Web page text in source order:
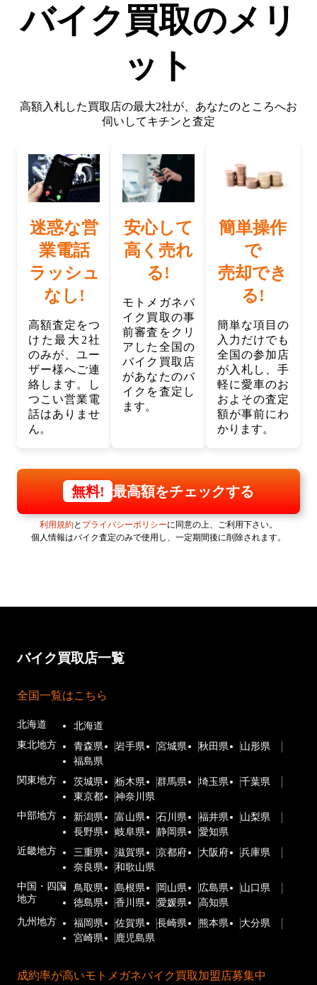
バイク買取のメリ
ット
高額入札した買取店の最大2社が、 あなたのところへお
伺いしてキチンと査定
迷惑な営
業電話
ラッシュ
なし!
高額査定をつ
けた最大2社
のみが、ユー
ザー様へご連
絡します。し
つこい営業電
話はありませ
ん。
安心して
高く売れ
る!
モトメガネバ
イク買取の事
前審査をクリ
アした全国の
バイク買取店
があなたのバ
イクを査定し
ます。
簡単操作
で
売却でき
る!
簡単な項目の
入力だけでも
全国の参加店
が入札し、手
軽に愛車のお
およその査定
額が事前にわ
かります。
無料! 最高額をチェックする
利用規約と プライバシーポリシーに同意の上、ご利用下さい。
個人情報はバイク査定のみで使用し、一定期間後に削除されます。
バイク買取店一覧
全国一覧はこちら
北海道
北海道
東北地方
青森県 岩手県 宮城県 秋田県
山形県
福島県
関東地方
茨城県 栃木県 群馬県 埼玉県
千葉県
東京都
神奈川県
中部地方
新潟県 富山県 石川県 福井県
山梨県
長野県
岐阜県 静岡県
愛知県
近畿地方
三重県 滋賀県 京都府 大阪府
兵庫県
奈良県
和歌山県
中国・四国
地方
鳥取県 島根県 岡山県 広島県
山口県
徳島県
香川県 愛媛県
高知県
九州地方
福岡県 佐賀県 長崎県 熊本県
大分県
宮崎県
鹿児島県
成約率が高いモトメガネバイク買取加盟店募集中